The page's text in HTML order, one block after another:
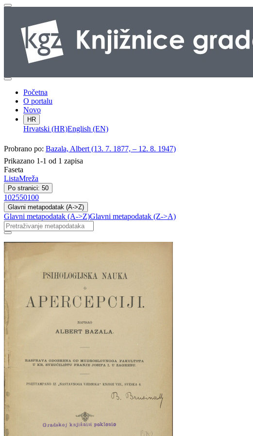
Početna
O portalu
Novo
HR
Hrvatski (HR)English (EN)
Probrano po: Bazala, Albert (13. 7. 1877, – 12. 8. 1947)
Prikazano 1-1 od 1 zapisa
Faseta
ListaMreža
Po stranici: 50
102550100
Glavni metapodatak (A->Z)
Glavni metapodatak (A->Z)Glavni metapodatak (Z->A)